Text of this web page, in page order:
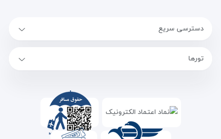
دسترسی سریع
تورها